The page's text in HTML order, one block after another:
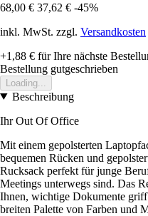
68,00 € 37,62 € -45%
inkl. MwSt. zzgl. Versandkosten
+1,88 € für Ihre nächste
Bestellung gutgeschrieben
Loading...
Beschreibung
Ihr Out Of Office
Mit einem gepolsterten
bequemen Rücken und
Rucksack perfekt für junge
Meetings unterwegs sind. Das
Ihnen, wichtige Dokumente
breiten Palette von Farben und